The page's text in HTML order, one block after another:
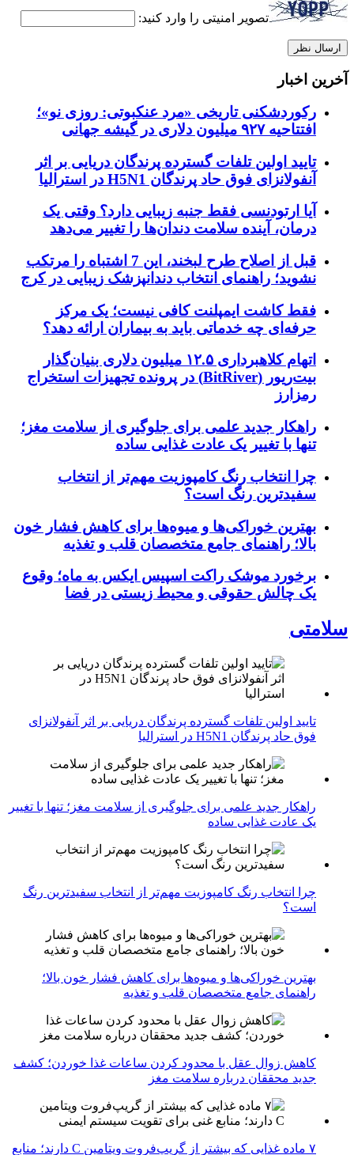
تصویر امنیتی را وارد کنید:
آخرین اخبار
رکوردشکنی تاریخی «مرد عنکبوتی: روزی نو»؛
افتتاحیه ۹۲۷ میلیون دلاری در گیشه جهانی
تایید اولین تلفات گسترده پرندگان دریایی بر اثر
آنفولانزای فوق حاد پرندگان H5N1 در استرالیا
آیا ارتودنسی فقط جنبه زیبایی دارد؟ وقتی یک
درمان، آینده سلامت دندان‌ها را تغییر می‌دهد
قبل از اصلاح طرح لبخند، این 7 اشتباه را مرتکب
نشوید؛ راهنمای انتخاب دندانپزشک زیبایی در کرج
فقط کاشت ایمپلنت کافی نیست؛ یک مرکز
حرفه‌ای چه خدماتی باید به بیماران ارائه دهد؟
اتهام کلاهبرداری ۱۲.۵ میلیون دلاری بنیان‌گذار
بیت‌ریور (BitRiver) در پرونده تجهیزات استخراج
رمزارز
راهکار جدید علمی برای جلوگیری از سلامت مغز؛
تنها با تغییر یک عادت غذایی ساده
چرا انتخاب رنگ کامپوزیت مهم‌تر از انتخاب
سفیدترین رنگ است؟
بهترین خوراکی‌ها و میوه‌ها برای کاهش فشار خون
بالا؛ راهنمای جامع متخصصان قلب و تغذیه
برخورد موشک راکت اسپیس ایکس به ماه؛ وقوع
یک چالش حقوقی و محیط زیستی در فضا
سلامتی
تایید اولین تلفات گسترده پرندگان دریایی بر اثر آنفولانزای
فوق حاد پرندگان H5N1 در استرالیا
راهکار جدید علمی برای جلوگیری از سلامت مغز؛ تنها با تغییر
یک عادت غذایی ساده
چرا انتخاب رنگ کامپوزیت مهم‌تر از انتخاب سفیدترین رنگ
است؟
بهترین خوراکی‌ها و میوه‌ها برای کاهش فشار خون بالا؛
راهنمای جامع متخصصان قلب و تغذیه
کاهش زوال عقل با محدود کردن ساعات غذا خوردن؛ کشف
جدید محققان درباره سلامت مغز
۷ ماده غذایی که بیشتر از گریپ‌فروت ویتامین C دارند؛ منابع